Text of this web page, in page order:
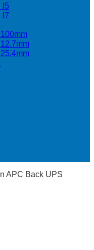
I5
I7
APC Back UPS